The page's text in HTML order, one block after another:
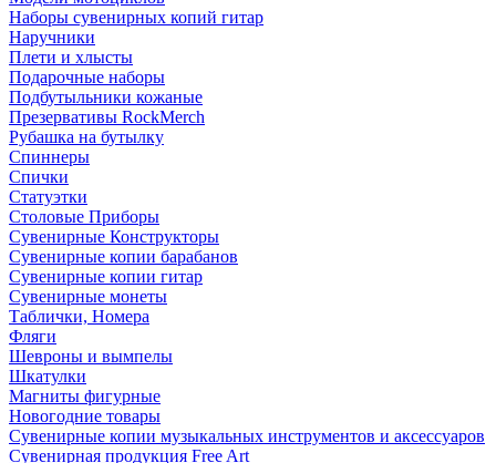
Наборы сувенирных копий гитар
Наручники
Плети и хлысты
Подарочные наборы
Подбутыльники кожаные
Презервативы RockMerch
Рубашка на бутылку
Спиннеры
Спички
Статуэтки
Столовые Приборы
Сувенирные Конструкторы
Сувенирные копии барабанов
Сувенирные копии гитар
Сувенирные монеты
Таблички, Номера
Фляги
Шевроны и вымпелы
Шкатулки
Магниты фигурные
Новогодние товары
Сувенирные копии музыкальных инструментов и аксессуаров
Сувенирная продукция Free Art